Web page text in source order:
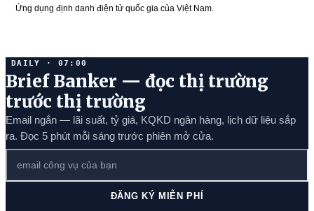
Ứng dụng định danh điện tử quốc gia của Việt Nam.
DAILY · 07:00
Brief Banker — đọc thị trường
trước thị trường
Email ngắn — lãi suất, tỷ giá, KQKD ngân hàng, lịch dữ liệu sắp
ra. Đọc 5 phút mỗi sáng trước phiên mở cửa.
ĐĂNG KÝ MIỄN PHÍ